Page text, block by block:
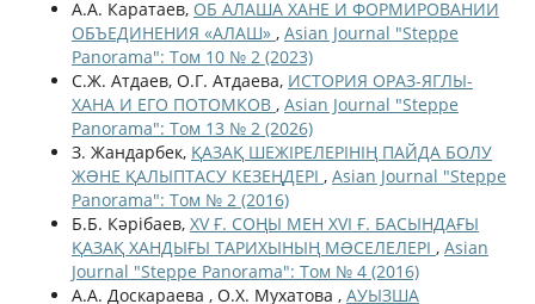
А.А. Каратаев, ОБ АЛАША ХАНЕ И ФОРМИРОВАНИИ
ОБЪЕДИНЕНИЯ «АЛАШ» , Asian Journal "Steppe
Panorama": Том 10 № 2 (2023)
С.Ж. Атдаев, О.Г. Атдаева, ИСТОРИЯ ОРАЗ-ЯГЛЫ-
ХАНА И ЕГО ПОТОМКОВ , Asian Journal "Steppe
Panorama": Том 13 № 2 (2026)
З. Жандарбек, ҚАЗАҚ ШЕЖІРЕЛЕРІНІҢ ПАЙДА БОЛУ
ЖƏНЕ ҚАЛЫПТАСУ КЕЗЕҢДЕРІ , Asian Journal "Steppe
Panorama": Том № 2 (2016)
Б.Б. Кәрібаев, XV Ғ. СОҢЫ МЕН XVI Ғ. БАСЫНДАҒЫ
ҚАЗАҚ ХАНДЫҒЫ ТАРИХЫНЫҢ МƏСЕЛЕЛЕРІ , Asian
Journal "Steppe Panorama": Том № 4 (2016)
А.А. Доскараева , О.Х. Мухатова , АУЫЗША